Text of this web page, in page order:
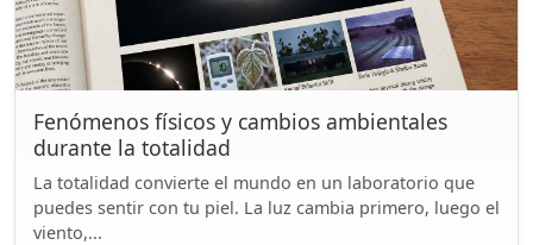
Fenómenos físicos y cambios ambientales
durante la totalidad
La totalidad convierte el mundo en un laboratorio que
puedes sentir con tu piel. La luz cambia primero, luego el
viento,...